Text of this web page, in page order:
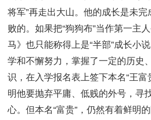
将军”再走出大山。他的成长是未完
败的。如果把“狗狗布”当作第一主
马》也只能称得上是“半部”成长小
学和不懈努力，掌握了一定的历史
识，在入学报名表上签下本名“王富
明他要抛弃平庸、低贱的外号，寻
心。但本名“富贵”，仍然有着鲜明